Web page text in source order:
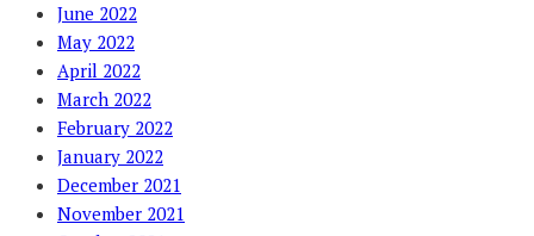
June 2022
May 2022
April 2022
March 2022
February 2022
January 2022
December 2021
November 2021